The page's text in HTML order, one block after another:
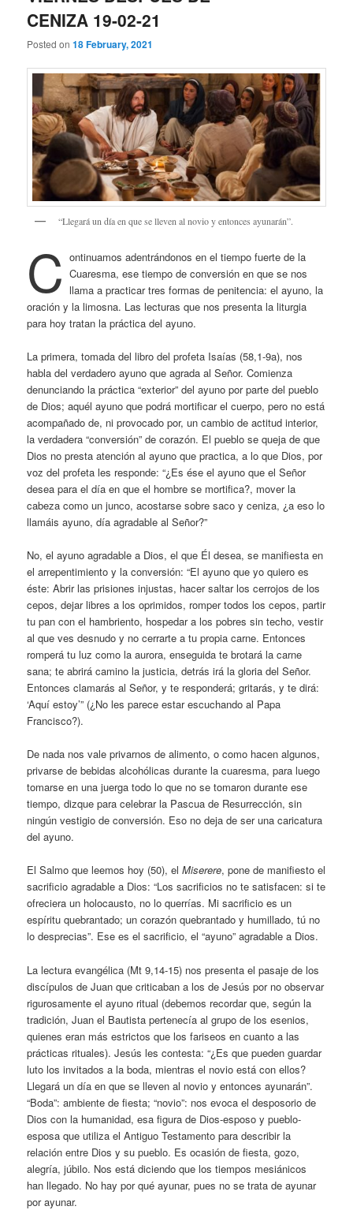
CENIZA 19-02-21
Posted on18 February, 2021
“Llegará un día en que se lleven al novio y entonces ayunarán”.
C ontinuamos adentrándonos en el tiempo fuerte de la
Cuaresma, ese tiempo de conversión en que se nos
llama a practicar tres formas de penitencia: el ayuno, la
oración y la limosna. Las lecturas que nos presenta la liturgia
para hoy tratan la práctica del ayuno.
La primera, tomada del libro del profeta Isaías (58,1-9a), nos
habla del verdadero ayuno que agrada al Señor. Comienza
denunciando la práctica “exterior” del ayuno por parte del pueblo
de Dios; aquél ayuno que podrá mortificar el cuerpo, pero no está
acompañado de, ni provocado por, un cambio de actitud interior,
la verdadera “conversión” de corazón. El pueblo se queja de que
Dios no presta atención al ayuno que practica, a lo que Dios, por
voz del profeta les responde: “¿Es ése el ayuno que el Señor
desea para el día en que el hombre se mortifica?, mover la
cabeza como un junco, acostarse sobre saco y ceniza, ¿a eso lo
llamáis ayuno, día agradable al Señor?”
No, el ayuno agradable a Dios, el que Él desea, se manifiesta en
el arrepentimiento y la conversión: “El ayuno que yo quiero es
éste: Abrir las prisiones injustas, hacer saltar los cerrojos de los
cepos, dejar libres a los oprimidos, romper todos los cepos, partir
tu pan con el hambriento, hospedar a los pobres sin techo, vestir
al que ves desnudo y no cerrarte a tu propia carne. Entonces
romperá tu luz como la aurora, enseguida te brotará la carne
sana; te abrirá camino la justicia, detrás irá la gloria del Señor.
Entonces clamarás al Señor, y te responderá; gritarás, y te dirá:
‘Aquí estoy’” (¿No les parece estar escuchando al Papa
Francisco?).
De nada nos vale privarnos de alimento, o como hacen algunos,
privarse de bebidas alcohólicas durante la cuaresma, para luego
tomarse en una juerga todo lo que no se tomaron durante ese
tiempo, dizque para celebrar la Pascua de Resurrección, sin
ningún vestigio de conversión. Eso no deja de ser una caricatura
del ayuno.
El Salmo que leemos hoy (50), elMiserere, pone de manifiesto el
sacrificio agradable a Dios: “Los sacrificios no te satisfacen: si te
ofreciera un holocausto, no lo querrías. Mi sacrificio es un
espíritu quebrantado; un corazón quebrantado y humillado, tú no
lo desprecias”. Ese es el sacrificio, el “ayuno” agradable a Dios.
La lectura evangélica (Mt 9,14-15) nos presenta el pasaje de los
discípulos de Juan que criticaban a los de Jesús por no observar
rigurosamente el ayuno ritual (debemos recordar que, según la
tradición, Juan el Bautista pertenecía al grupo de los esenios,
quienes eran más estrictos que los fariseos en cuanto a las
prácticas rituales). Jesús les contesta: “¿Es que pueden guardar
luto los invitados a la boda, mientras el novio está con ellos?
Llegará un día en que se lleven al novio y entonces ayunarán”.
“Boda”: ambiente de fiesta; “novio”: nos evoca el desposorio de
Dios con la humanidad, esa figura de Dios-esposo y pueblo-
esposa que utiliza el Antiguo Testamento para describir la
relación entre Dios y su pueblo. Es ocasión de fiesta, gozo,
alegría, júbilo. Nos está diciendo que los tiempos mesiánicos
han llegado. No hay por qué ayunar, pues no se trata de ayunar
por ayunar.